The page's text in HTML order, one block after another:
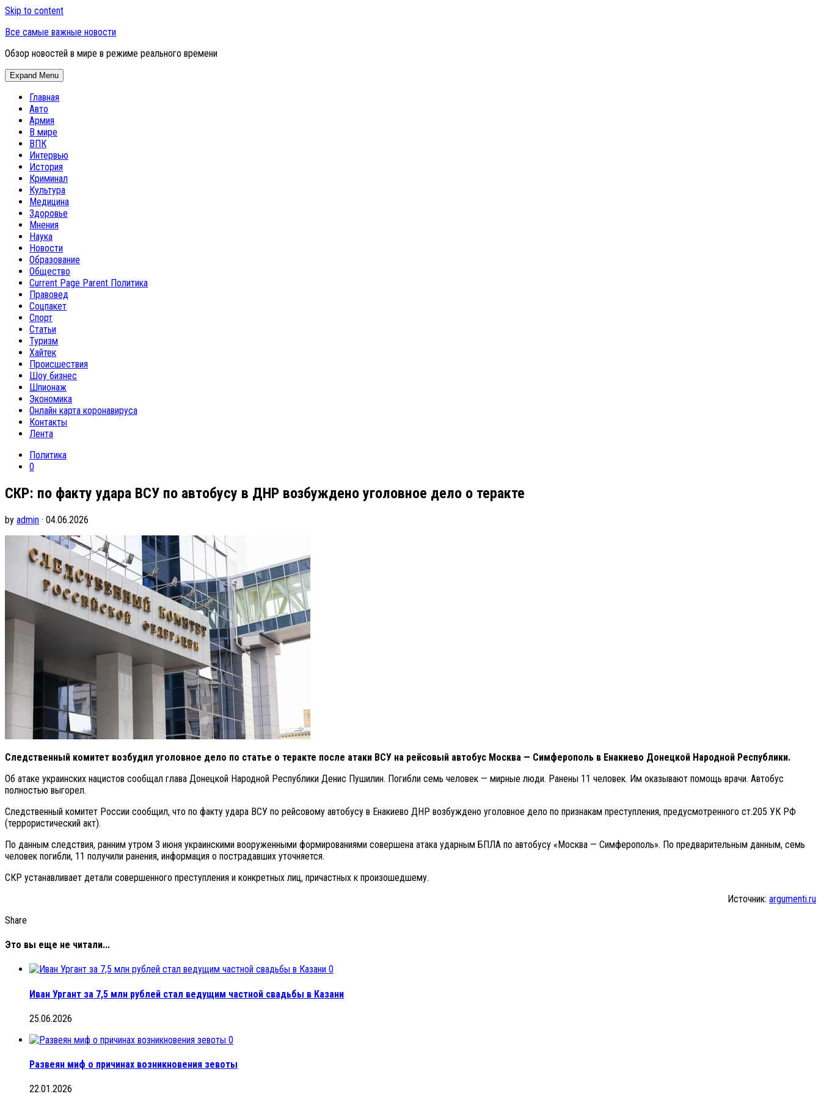
Skip to content
Все самые важные новости
Обзор новостей в мире в режиме реального времени
Expand Menu
Главная
Авто
Армия
В мире
ВПК
Интервью
История
Криминал
Культура
Медицина
Здоровье
Мнения
Наука
Новости
Образование
Общество
Current Page Parent Политика
Правовед
Соцпакет
Спорт
Статьи
Туризм
Хайтек
Происшествия
Шоу бизнес
Шпионаж
Экономика
Онлайн карта коронавируса
Контакты
Лента
Политика
0
СКР: по факту удара ВСУ по автобусу в ДНР возбуждено уголовное дело о теракте
by admin · 04.06.2026
Следственный комитет возбудил уголовное дело по статье о теракте после атаки ВСУ на рейсовый автобус Москва — Симферополь в Енакиево Донецкой Народной Республики.
Об атаке украинских нацистов сообщал глава Донецкой Народной Республики Денис Пушилин. Погибли семь человек — мирные люди. Ранены 11 человек. Им оказывают помощь врачи. Автобус
полностью выгорел.
Следственный комитет России сообщил, что по факту удара ВСУ по рейсовому автобусу в Енакиево ДНР возбуждено уголовное дело по признакам преступления, предусмотренного ст.205 УК РФ
(террористический акт).
По данным следствия, ранним утром 3 июня украинскими вооруженными формированиями совершена атака ударным БПЛА по автобусу «Москва — Симферополь». По предварительным данным, семь
человек погибли, 11 получили ранения, информация о пострадавших уточняется.
СКР устанавливает детали совершенного преступления и конкретных лиц, причастных к произошедшему.
Источник: argumenti.ru
Share
Это вы еще не читали...
0
Иван Ургант за 7,5 млн рублей стал ведущим частной свадьбы в Казани
25.06.2026
0
Развеян миф о причинах возникновения зевоты
22.01.2026